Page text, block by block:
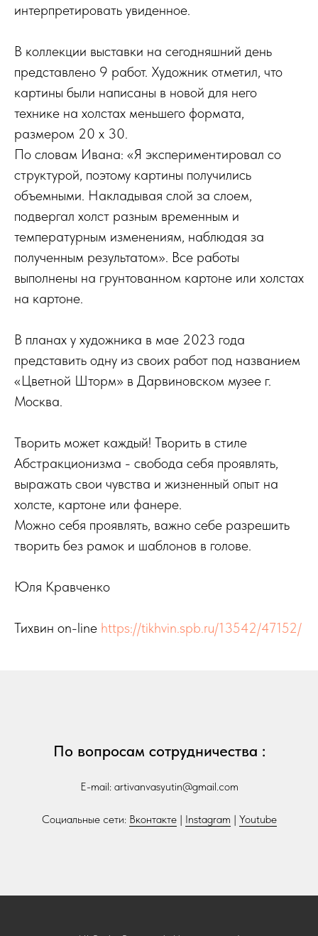
интерпретировать увиденное.
В коллекции выставки на сегодняшний день
представлено 9 работ. Художник отметил, что
картины были написаны в новой для него
технике на холстах меньшего формата,
размером 20 х 30.
По словам Ивана: «Я экспериментировал со
структурой, поэтому картины получились
объемными. Накладывая слой за слоем,
подвергал холст разным временным и
температурным изменениям, наблюдая за
полученным результатом». Все работы
выполнены на грунтованном картоне или холстах
на картоне.
В планах у художника в мае 2023 года
представить одну из своих работ под названием
«Цветной Шторм» в Дарвиновском музее г.
Москва.
Творить может каждый! Творить в стиле
Абстракционизма - свобода себя проявлять,
выражать свои чувства и жизненный опыт на
холсте, картоне или фанере.
Можно себя проявлять, важно себе разрешить
творить без рамок и шаблонов в голове.
Юля Кравченко
Тихвин on-line https://tikhvin.spb.ru/13542/47152/
По вопросам сотрудничества :
E-mail: artivanvasyutin@gmail.com
Социальные сети: Вконтакте| Instagram | Youtube